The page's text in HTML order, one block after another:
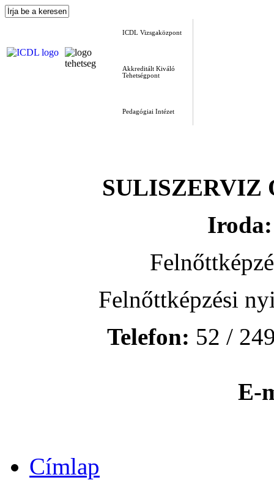
ICDL Vizsgaközpont
Akkreditált Kiváló
Tehetségpont
Pedagógiai Intézet
SULISZERVIZ
Iroda:
Felnőttképzési
Telefon: 52 /
E-
Címlap